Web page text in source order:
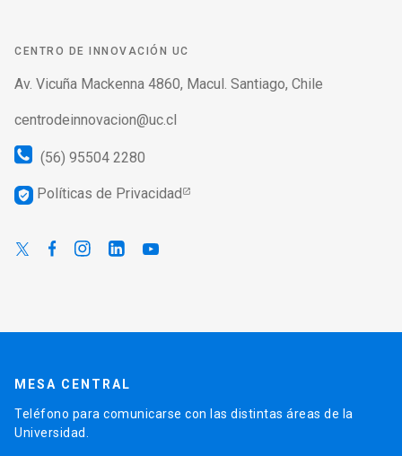
CENTRO DE INNOVACIÓN UC
Av. Vicuña Mackenna 4860, Macul. Santiago, Chile
centrodeinnovacion@uc.cl
(56) 95504 2280
verified_user Políticas de Privacidad
MESA CENTRAL
Teléfono para comunicarse con las distintas áreas de la
Universidad.